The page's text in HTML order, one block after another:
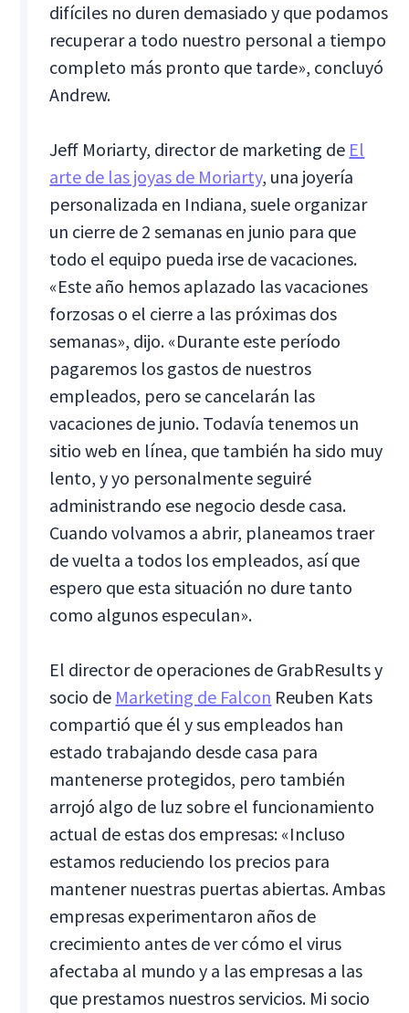
difíciles no duren demasiado y que podamos
recuperar a todo nuestro personal a tiempo
completo más pronto que tarde», concluyó
Andrew.
Jeff Moriarty, director de marketing de El
arte de las joyas de Moriarty, una joyería
personalizada en Indiana, suele organizar
un cierre de 2 semanas en junio para que
todo el equipo pueda irse de vacaciones.
«Este año hemos aplazado las vacaciones
forzosas o el cierre a las próximas dos
semanas», dijo. «Durante este período
pagaremos los gastos de nuestros
empleados, pero se cancelarán las
vacaciones de junio. Todavía tenemos un
sitio web en línea, que también ha sido muy
lento, y yo personalmente seguiré
administrando ese negocio desde casa.
Cuando volvamos a abrir, planeamos traer
de vuelta a todos los empleados, así que
espero que esta situación no dure tanto
como algunos especulan».
El director de operaciones de GrabResults y
socio de Marketing de Falcon Reuben Kats
compartió que él y sus empleados han
estado trabajando desde casa para
mantenerse protegidos, pero también
arrojó algo de luz sobre el funcionamiento
actual de estas dos empresas: «Incluso
estamos reduciendo los precios para
mantener nuestras puertas abiertas. Ambas
empresas experimentaron años de
crecimiento antes de ver cómo el virus
afectaba al mundo y a las empresas a las
que prestamos nuestros servicios. Mi socio